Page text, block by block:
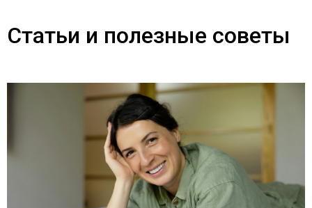
Статьи и полезные советы